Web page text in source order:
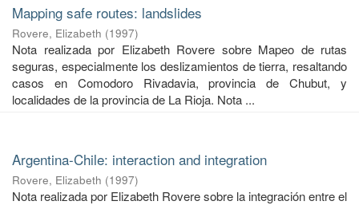
Mapping safe routes: landslides
Rovere, Elizabeth (1997)
Nota realizada por Elizabeth Rovere sobre Mapeo de rutas
seguras, especialmente los deslizamientos de tierra, resaltando
casos en Comodoro Rivadavia, provincia de Chubut, y
localidades de la provincia de La Rioja. Nota ...
Argentina-Chile: interaction and integration
Rovere, Elizabeth (1997)
Nota realizada por Elizabeth Rovere sobre la integración entre el